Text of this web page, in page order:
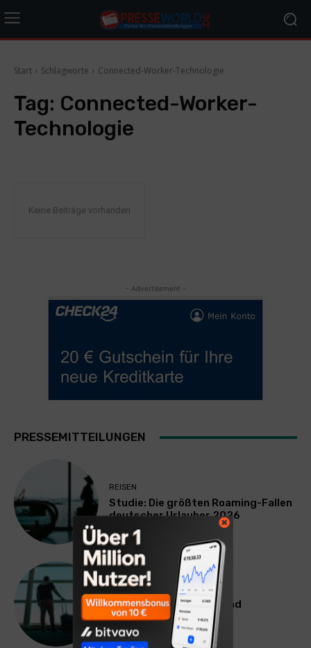
Start Schlagworte Connected-Worker-Technologie
Tag: Connected-Worker-
Technologie
Keine Beiträge vorhanden
- Advertisement -
PRESSEMITTEILUNGEN
REISEN
Studie: Die größten Roaming-Fallen
deutscher Urlauber 2026
REISEN
Was bei Flugausfällen und
Verspätungen gilt